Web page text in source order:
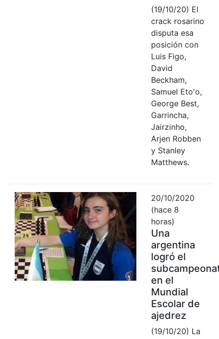
(19/10/20) El
crack rosarino
disputa esa
posición con
Luis Figo,
David
Beckham,
Samuel Eto'o,
George Best,
Garrincha,
Jairzinho,
Arjen Robben
y Stanley
Matthews.
20/10/2020
(hace 8
horas)
Una
argentina
logró el
en el
Mundial
Escolar de
ajedrez
(19/10/20) La